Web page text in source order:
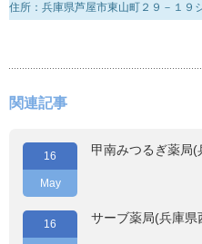
住所：兵庫県芦屋市東山町２９－１９
関連記事
16
May
甲南みつるぎ薬局
16 サーブ薬局(兵庫県